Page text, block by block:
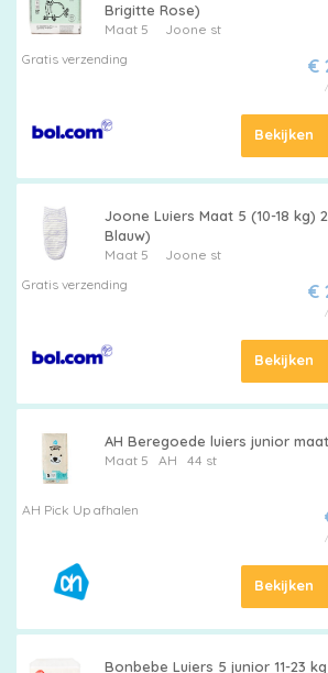
Brigitte Rose)
Maat 5
Joone st
Gratis verzending
€
Bekijken
Joone Luiers Maat 5 (10-18 kg)
Blauw)
Maat 5
Joone st
Gratis verzending
€
Bekijken
AH Beregoede luiers junior
Maat 5 AH 44 st
AH Pick Up afhalen
Bekijken
Bonbebe Luiers 5 junior 11-23 kg